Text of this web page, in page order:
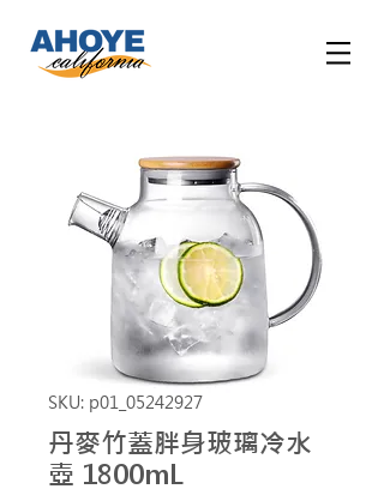
SKU: p01_05242927
丹麥竹蓋胖身玻璃冷水
壺 1800mL